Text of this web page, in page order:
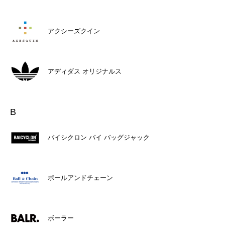
アクシーズクイン
アディダス オリジナルス
B
バイシクロン バイ バッグジャック
ボールアンドチェーン
ボーラー